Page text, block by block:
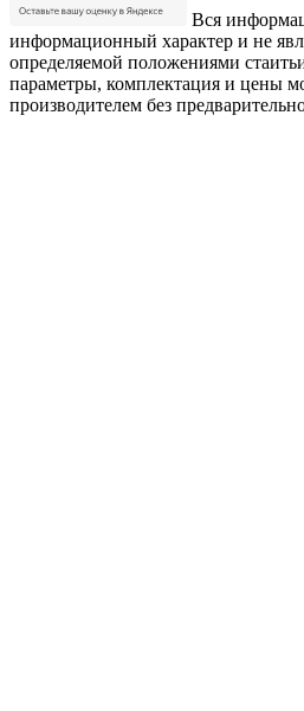
Вся
информационный характер и не
определяемой положениями
параметры, комплектация и цены
производителем без